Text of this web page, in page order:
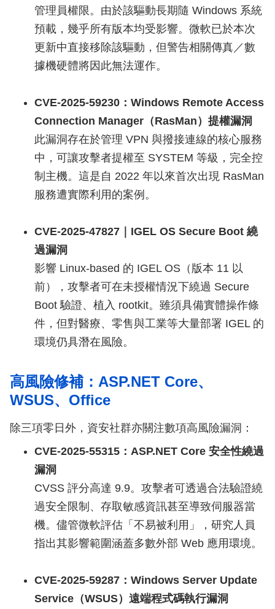
管理員權限。由於該驅動長期隨 Windows 系統
預載，幾乎所有版本均受影響。微軟已於本次
更新中直接移除該驅動，但警告相關傳真／數
據機硬體將因此無法運作。
CVE-2025-59230：Windows Remote Access
Connection Manager（RasMan）提權漏洞
此漏洞存在於管理 VPN 與撥接連線的核心服務
中，可讓攻擊者提權至 SYSTEM 等級，完全控
制主機。這是自 2022 年以來首次出現 RasMan
服務遭實際利用的案例。
CVE-2025-47827｜IGEL OS Secure Boot 繞
過漏洞
影響 Linux-based 的 IGEL OS（版本 11 以
前），攻擊者可在未授權情況下繞過 Secure
Boot 驗證、植入 rootkit。雖須具備實體操作條
件，但對醫療、零售與工業等大量部署 IGEL 的
環境仍具潛在風險。
高風險修補：ASP.NET Core、
WSUS、Office
除三項零日外，資安社群亦關注數項高風險漏洞：
CVE-2025-55315：ASP.NET Core 安全性繞過
漏洞
CVSS 評分高達 9.9。攻擊者可透過合法驗證繞
過安全限制、存取敏感資訊甚至導致伺服器當
機。儘管微軟評估「不易被利用」，研究人員
指出其影響範圍涵蓋多數外部 Web 應用環境。
CVE-2025-59287：Windows Server Update
Service（WSUS）遠端程式碼執行漏洞